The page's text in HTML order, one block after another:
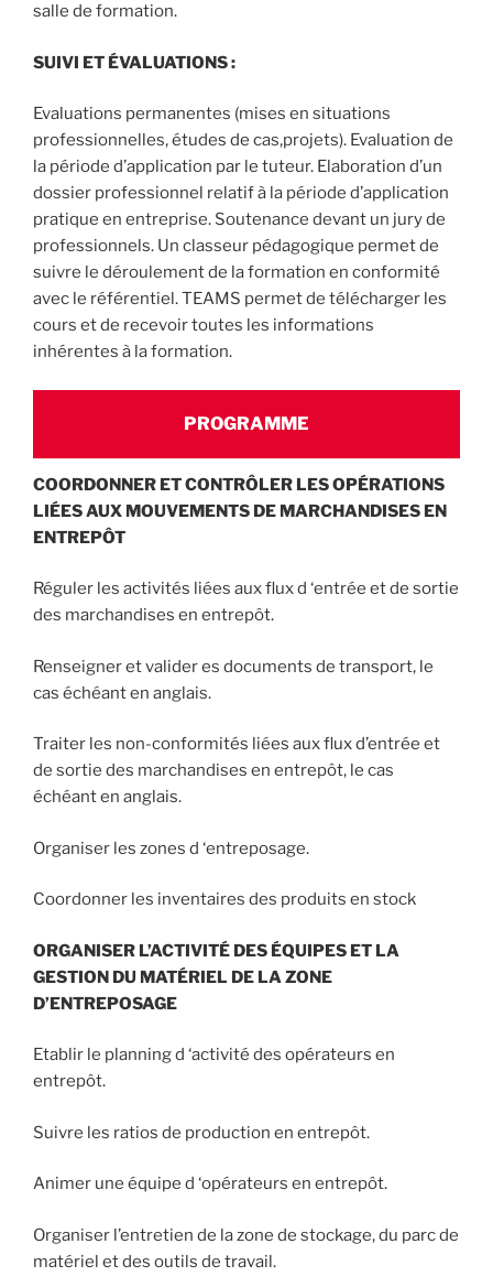
salle de formation.
SUIVI ET ÉVALUATIONS :
Evaluations permanentes (mises en situations
professionnelles, études de cas,projets). Evaluation de
la période d’application par le tuteur. Elaboration d’un
dossier professionnel relatif à la période d’application
pratique en entreprise. Soutenance devant un jury de
professionnels. Un classeur pédagogique permet de
suivre le déroulement de la formation en conformité
avec le référentiel. TEAMS permet de télécharger les
cours et de recevoir toutes les informations
inhérentes à la formation.
PROGRAMME
COORDONNER ET CONTRÔLER LES OPÉRATIONS
LIÉES AUX MOUVEMENTS DE MARCHANDISES EN
ENTREPÔT
Réguler les activités liées aux flux d ‘entrée et de sortie
des marchandises en entrepôt.
Renseigner et valider es documents de transport, le
cas échéant en anglais.
Traiter les non-conformités liées aux flux d’entrée et
de sortie des marchandises en entrepôt, le cas
échéant en anglais.
Organiser les zones d ‘entreposage.
Coordonner les inventaires des produits en stock
ORGANISER L’ACTIVITÉ DES ÉQUIPES ET LA
GESTION DU MATÉRIEL DE LA ZONE
D’ENTREPOSAGE
Etablir le planning d ‘activité des opérateurs en
entrepôt.
Suivre les ratios de production en entrepôt.
Animer une équipe d ‘opérateurs en entrepôt.
Organiser l’entretien de la zone de stockage, du parc de
matériel et des outils de travail.